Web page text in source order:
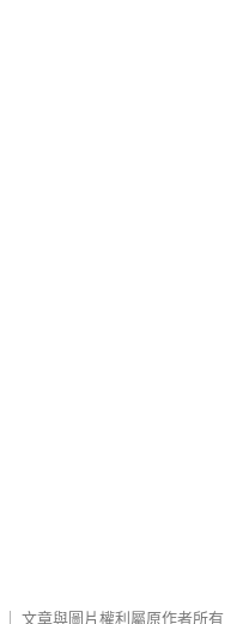
文章與圖片權利屬原作者所有